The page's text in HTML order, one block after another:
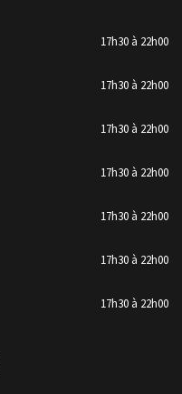
17h30 à 22h00
17h30 à 22h00
17h30 à 22h00
17h30 à 22h00
17h30 à 22h00
17h30 à 22h00
17h30 à 22h00